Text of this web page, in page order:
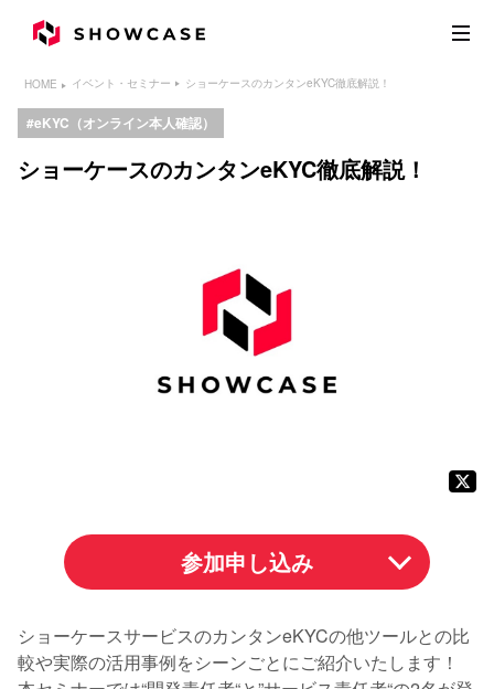
HOME イベント・セミナー ショーケースのカンタンeKYC徹底解説！
eKYC（オンライン本人確認）
ショーケースのカンタンeKYC徹底解説！
参加申し込み
ショーケースサービスのカンタンeKYCの他ツールとの比
較や実際の活用事例をシーンごとにご紹介いたします！